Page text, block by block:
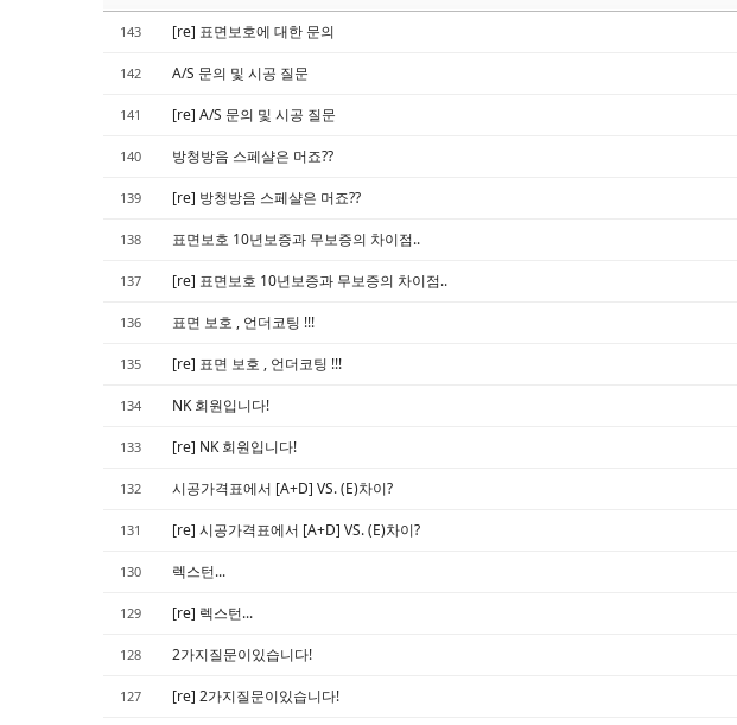
143 [re] 표면보호에 대한 문의
142 A/S 문의 및 시공 질문
141 [re] A/S 문의 및 시공 질문
140 방청방음 스페샬은 머죠??
139 [re] 방청방음 스페샬은 머죠??
138 표면보호 10년보증과 무보증의 차이점..
137 [re] 표면보호 10년보증과 무보증의 차이점..
136 표면 보호 , 언더코팅 !!!
135 [re] 표면 보호 , 언더코팅 !!!
134 NK 회원입니다!
133 [re] NK 회원입니다!
132 시공가격표에서 [A+D] VS. (E)차이?
131 [re] 시공가격표에서 [A+D] VS. (E)차이?
130 렉스턴...
129 [re] 렉스턴...
128 2가지질문이있습니다!
127 [re] 2가지질문이있습니다!